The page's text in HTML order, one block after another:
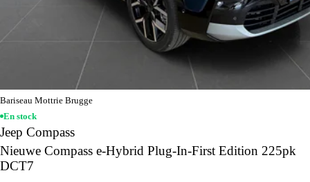
Bariseau Mottrie Brugge
En stock
Jeep Compass
Nieuwe Compass e-Hybrid Plug-In-First Edition 225pk
DCT7